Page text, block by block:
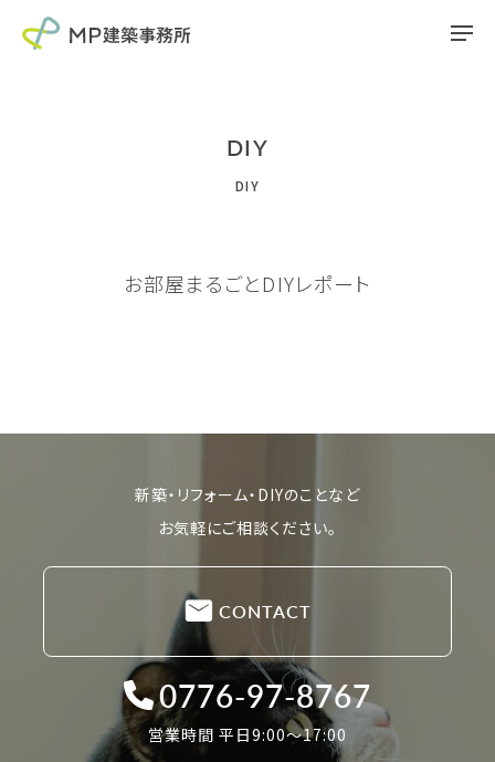
DIY
DIY
お部屋まるごとDIYレポート
新築・リフォーム・DIYのことなど
お気軽にご相談ください。
CONTACT
0776-97-8767
営業時間 平日9:00〜17:00